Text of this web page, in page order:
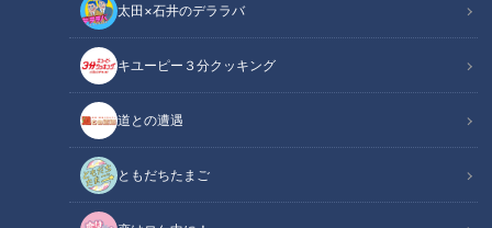
太田×石井のデララバ
キユーピー３分クッキング
道との遭遇
ともだちたまご
【あけましておめでとうございます！】2025年 新年の抱負は！？
この記事の画像